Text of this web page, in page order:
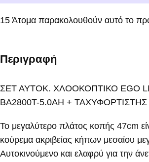
15 Άτομα παρακολουθούν αυτό το
Περιγραφή
ΣΕΤ ΑΥΤΟΚ. ΧΛΟΟΚΟΠΤΙΚΟ EGO
BA2800T-5.0AH + ΤΑΧΥΦΟΡΤΙΣΤΗΣ
Το μεγαλύτερο πλάτος κοπής 47cm
κούρεμα ακριβείας κήπων μεσαίου
Αυτοκινούμενο και ελαφρύ για την